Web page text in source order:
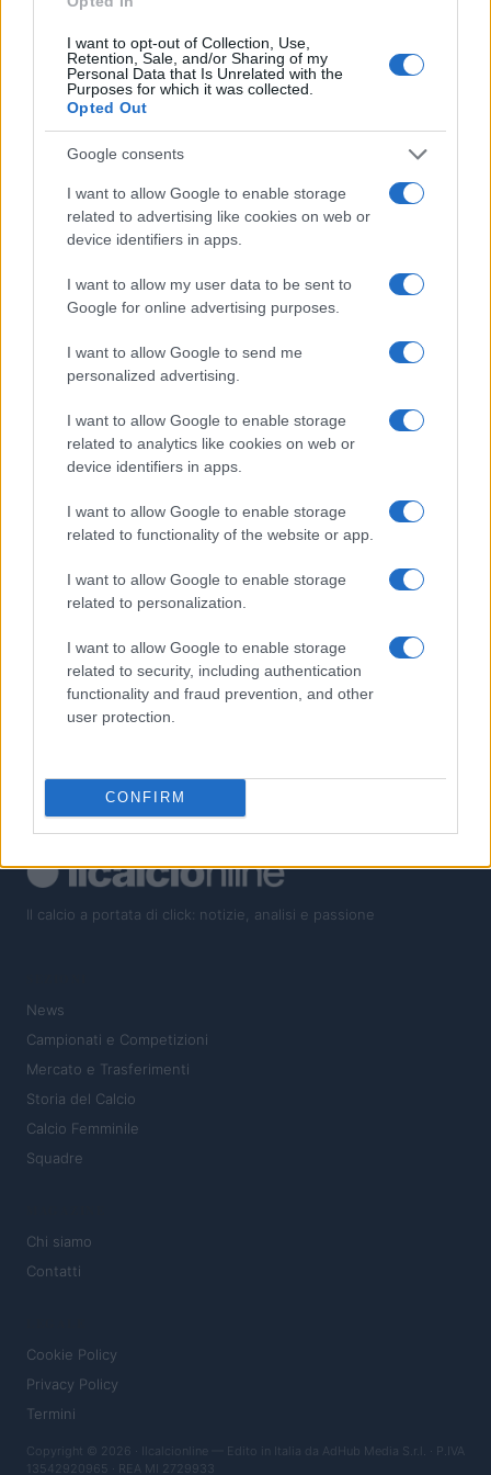
I want to opt-out of Collection, Use,
Retention, Sale, and/or Sharing of my
Personal Data that Is Unrelated with the
Purposes for which it was collected.
Opted Out
Google consents
I want to allow Google to enable storage
related to advertising like cookies on web or
device identifiers in apps.
I want to allow my user data to be sent to
Google for online advertising purposes.
I want to allow Google to send me
personalized advertising.
I want to allow Google to enable storage
related to analytics like cookies on web or
device identifiers in apps.
I want to allow Google to enable storage
related to functionality of the website or app.
I want to allow Google to enable storage
related to personalization.
I want to allow Google to enable storage
related to security, including authentication
functionality and fraud prevention, and other
user protection.
CONFIRM
Torino, Ilic ai margini: il futuro del centrocampista serbo
Ilaria Mauri · 9 Ago 2026
Trabzonspor, Salah firma un accordo da 17 milioni: i benefit
esclusivi
Calcio Carbonato: scopri i benefici e come integrarlo nella tua
dieta
Torino, Ilic ai margini: il futuro del centrocampista serbo
Castel di Sangro
Manchester United cerca Adam Wharton: la battaglia con
Chelsea e Real Madrid
Il calcio a portata di click: notizie, analisi e passione
News
Campionati e Competizioni
Mercato e Trasferimenti
Storia del Calcio
Calcio Femminile
Squadre
Chi siamo
Contatti
Cookie Policy
Privacy Policy
Termini
Copyright © 2026 · Ilcalcionline — Edito in Italia da AdHub Media S.r.l. · P.IVA
13542920965 · REA MI 2729933